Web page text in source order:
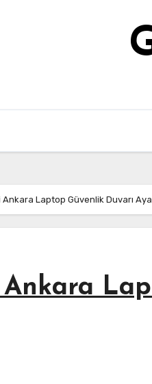
Laptop Güvenlik Duvarı